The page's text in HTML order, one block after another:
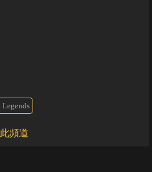
Legends
頻道